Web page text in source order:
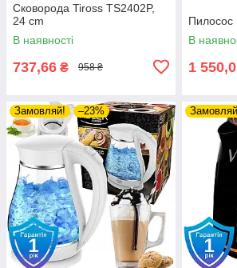
Сковорода Tiross TS2402P,
24 cm
В наявності
737,66 ₴ 958 ₴
Пилосос
В
1
Замовляй! –23%